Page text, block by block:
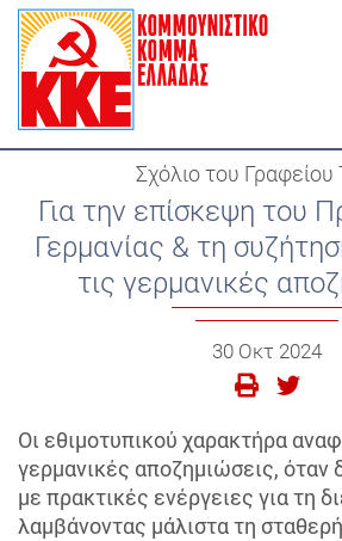
Σχόλιο του Γραφείου
Για την επίσκεψη του
Γερμανίας & τη
τις γερμανικές
30 Οκτ 2024
Οι εθιμοτυπικού χαρακτήρα
γερμανικές αποζημιώσεις, όταν
με πρακτικές ενέργειες για τη
λαμβάνοντας μάλιστα τη